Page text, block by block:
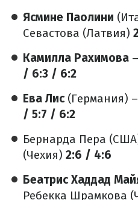
Ясмине Паолини
Севастова (Латвия)
Камилла Рахимова
/ 6:3 / 6:2
Ева Лис(Германия)
/ 5:7 / 6:2
Бернарда Пера
(Чехия) 2:6 / 4:6
Беатрис Хаддад
Ребекка Шрамкова